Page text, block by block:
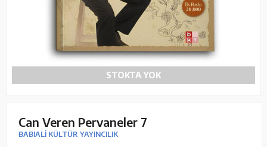
STOKTA YOK
Can Veren Pervaneler 7
BABIALİ KÜLTÜR YAYINCILIK